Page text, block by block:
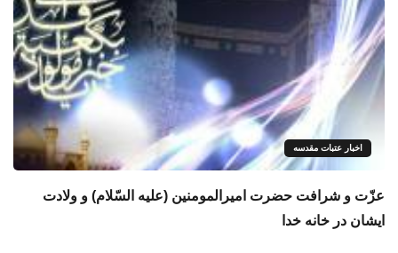
اخبار عتبات مقدسه
عزّت و شرافت حضرت امیرالمومنین (علیه السّلام) و ولادت
ایشان در خانه خدا